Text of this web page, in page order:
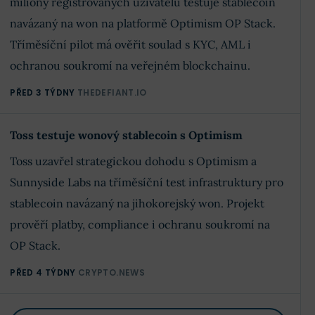
navázaný na won na platformě Optimism OP Stack.
Tříměsíční pilot má ověřit soulad s KYC, AML i
ochranou soukromí na veřejném blockchainu.
PŘED 3 TÝDNY THEDEFIANT.IO
Toss testuje wonový stablecoin s Optimism
Toss uzavřel strategickou dohodu s Optimism a
Sunnyside Labs na tříměsíční test infrastruktury pro
stablecoin navázaný na jihokorejský won. Projekt
prověří platby, compliance i ochranu soukromí na
OP Stack.
PŘED 4 TÝDNY CRYPTO.NEWS